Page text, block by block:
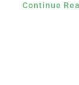
Continue